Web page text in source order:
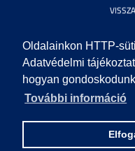
Oldalainkon HTTP-
Adatvédelmi
hogyan
További információ